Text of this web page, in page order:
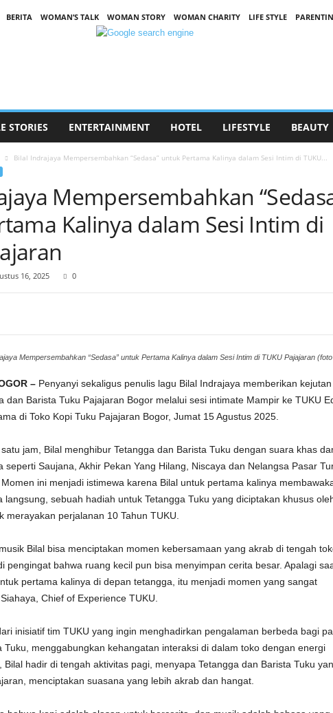
BERITA WOMAN’S TALK WOMAN STORY WOMAN CHARITY LIFE STYLE
STORIES ENTERTAINMENT HOTEL LIFESTYLE BEAUTY
Bilal Indrajaya Mempersembahkan “Sedasa” untuk Pertama Kalinya dalam Sesi Intim di TUKU...
Mempersembahkan
Kalinya dalam Sesi Intim di
16, 2025 0
Mempersembahkan “Sedasa” untuk Pertama Kalinya dalam Sesi Intim di TUKU Pajajaran
– Penyanyi sekaligus penulis lagu Bilal Indrajaya memberikan kejutan
dan Barista Tuku Pajajaran Bogor melalui sesi intimate Mampir ke TUKU
di Toko Kopi Tuku Pajajaran Bogor, Jumat 15 Agustus 2025.
jam, Bilal menghibur Tetangga dan Barista Tuku dengan suara khas
seperti Saujana, Akhir Pekan Yang Hilang, Niscaya dan Nelangsa Pasar
ini menjadi istimewa karena Bilal untuk pertama kalinya
langsung, sebuah hadiah untuk Tetangga Tuku yang diciptakan khusus
merayakan perjalanan 10 Tahun TUKU.
Bilal bisa menciptakan momen kebersamaan yang akrab di tengah
pengingat bahwa ruang kecil pun bisa menyimpan cerita besar. Apalagi
pertama kalinya di depan tetangga, itu menjadi momen yang sangat
Chief of Experience TUKU.
inisiatif tim TUKU yang ingin menghadirkan pengalaman berbeda bagi
Tuku, menggabungkan kehangatan interaksi di dalam toko dengan energi
Bilal hadir di tengah aktivitas pagi, menyapa Tetangga dan Barista Tuku
menciptakan suasana yang lebih akrab dan hangat.